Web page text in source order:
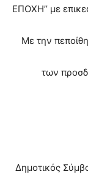
ΕΠΟΧΗ’’ με
Με την
των
Δημοτικός